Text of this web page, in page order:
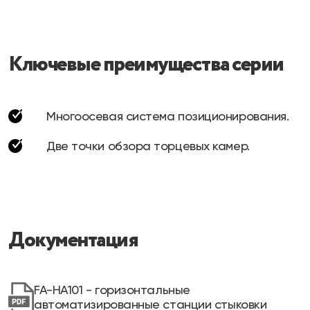
Ключевые преимущества серии
Многоосевая система позиционирования.
Две точки обзора торцевых камер.
Документация
FA-HA101 - горизонтальные
автоматизированные станции стыковки